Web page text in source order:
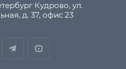
Кудрово, ул.
д. 37, офис 23